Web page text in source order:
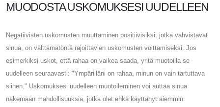
MUODOSTA USKOMUKSESI UUDELLEEN
Negatiivisten uskomusten muuttaminen positiivisiksi, jotka vahvistavat
sinua, on välttämätöntä rajoittavien uskomusten voittamiseksi. Jos
esimerkiksi uskot, että rahaa on vaikea saada, yritä muotoilla se
uudelleen seuraavasti: "Ympärilläni on rahaa, minun on vain tartuttava
siihen." Uskomuksesi uudelleen muotoileminen voi auttaa sinua
näkemään mahdollisuuksia, jotka olet ehkä käyttänyt aiemmin.